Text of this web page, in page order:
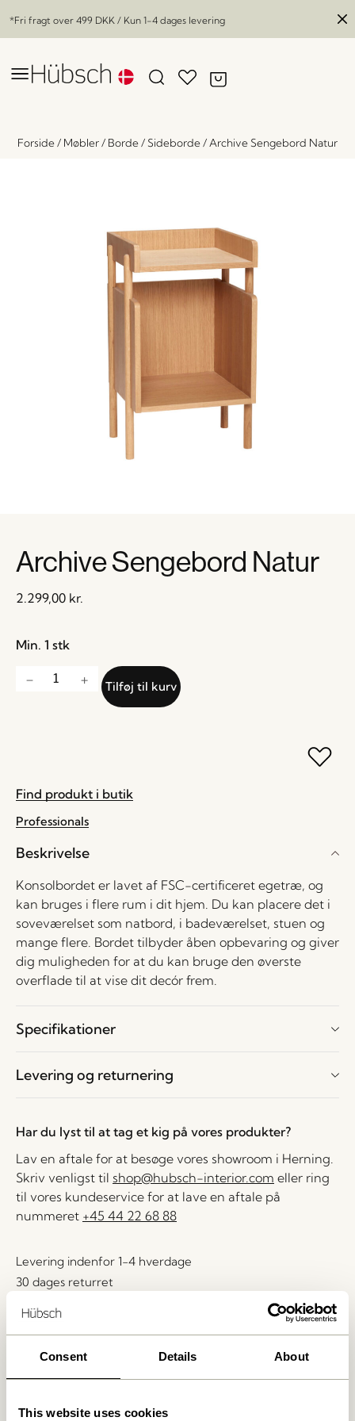
Consent Details About
This website uses cookies
*Fri fragt over 499 DKK / Kun 1-4 dages levering
Forside/ Møbler/ Borde/ Sideborde/ Archive Sengebord Natur
Archive Sengebord Natur
2.299,00 kr.
Min. 1 stk
Tilføj til kurv
Find produkt i butik
Professionals
Beskrivelse
Konsolbordet er lavet af FSC-certificeret egetræ, og
kan bruges i flere rum i dit hjem. Du kan placere det i
soveværelset som natbord, i badeværelset, stuen og
mange flere. Bordet tilbyder åben opbevaring og giver
dig muligheden for at du kan bruge den øverste
overflade til at vise dit decór frem.
Specifikationer
Levering og returnering
Har du lyst til at tag et kig på vores produkter?
Lav en aftale for at besøge vores showroom i Herning.
Skriv venligst til shop@hubsch-interior.com eller ring
til vores kundeservice for at lave en aftale på
nummeret +45 44 22 68 88
Levering indenfor 1-4 hverdage
30 dages returret
Relaterede varer